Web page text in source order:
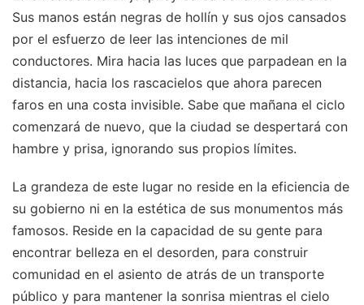
Sus manos están negras de hollín y sus ojos cansados
por el esfuerzo de leer las intenciones de mil
conductores. Mira hacia las luces que parpadean en la
distancia, hacia los rascacielos que ahora parecen
faros en una costa invisible. Sabe que mañana el ciclo
comenzará de nuevo, que la ciudad se despertará con
hambre y prisa, ignorando sus propios límites.
La grandeza de este lugar no reside en la eficiencia de
su gobierno ni en la estética de sus monumentos más
famosos. Reside en la capacidad de su gente para
encontrar belleza en el desorden, para construir
comunidad en el asiento de atrás de un transporte
público y para mantener la sonrisa mientras el cielo